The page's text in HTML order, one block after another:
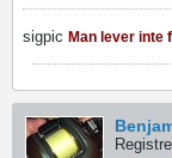
sigpic Man lever inte